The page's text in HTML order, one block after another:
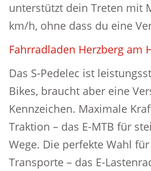
unterstützt dein Treten mit
km/h, ohne dass du eine
Fahrradladen Herzberg am
Das S-Pedelec ist
Bikes, braucht aber eine
Kennzeichen. Maximale
Traktion – das E-MTB für
Wege. Die perfekte Wahl
Transporte – das E-